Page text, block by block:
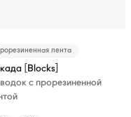
лента
[Blocks]
с прорезиненной